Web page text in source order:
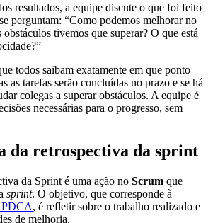
resultados, a equipe discute o que foi feito
perguntam: “Como podemos melhorar no
obstáculos tivemos que superar? O que está
todos saibam exatamente em que ponto
as tarefas serão concluídas no prazo e se há
colegas a superar obstáculos. A equipe é
necessárias para o progresso, sem
da retrospectiva da sprint
da Sprint é uma ação no Scrum que
sprint. O objetivo, que corresponde à
, é refletir sobre o trabalho realizado e
de melhoria.